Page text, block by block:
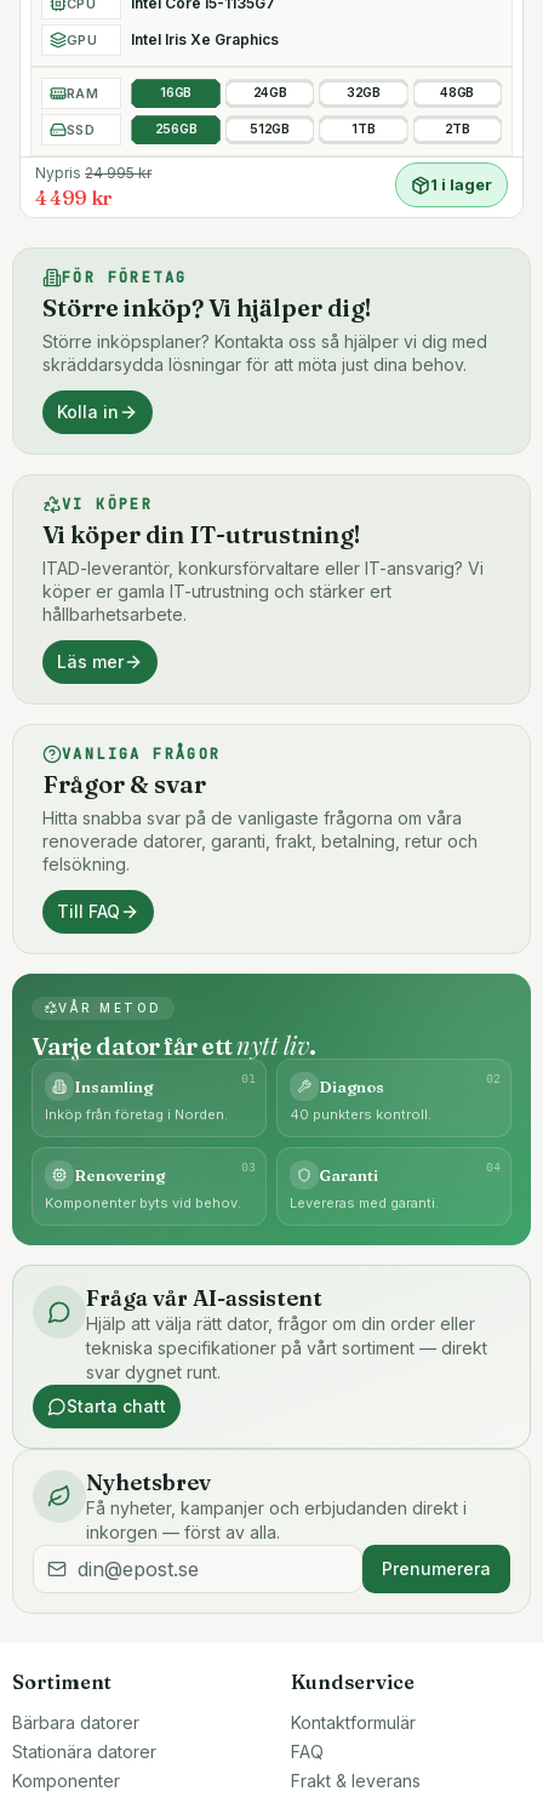
CPU
GPU Intel Iris Xe Graphics
RAM 16GB 24GB 32GB 48GB
SSD 256GB 512GB 1TB 2TB
Nypris 24 995kr
4 499 kr
1 i lager
FÖR FÖRETAG
Större inköp? Vi hjälper dig!
Större inköpsplaner? Kontakta oss så hjälper vi dig med
skräddarsydda lösningar för att möta just dina behov.
Kolla in
VI KÖPER
Vi köper din IT-utrustning!
ITAD-leverantör, konkursförvaltare eller IT-ansvarig? Vi
köper er gamla IT-utrustning och stärker ert
hållbarhetsarbete.
Läs mer
VANLIGA FRÅGOR
Frågor & svar
Hitta snabba svar på de vanligaste frågorna om våra
renoverade datorer, garanti, frakt, betalning, retur och
felsökning.
Till FAQ
VÅR METOD
Varje dator får ettnytt liv.
01
Insamling
Inköp från företag i Norden.
02
Diagnos
40 punkters kontroll.
03
Renovering
Komponenter byts vid behov.
04
Garanti
Levereras med garanti.
Fråga vår AI-assistent
Hjälp att välja rätt dator, frågor om din order eller
tekniska specifikationer på vårt sortiment — direkt
svar dygnet runt.
Starta chatt
Nyhetsbrev
Få nyheter, kampanjer och erbjudanden direkt i
inkorgen — först av alla.
Prenumerera
Sortiment
Bärbara datorer
Stationära datorer
Komponenter
Kundservice
Kontaktformulär
FAQ
Frakt & leverans